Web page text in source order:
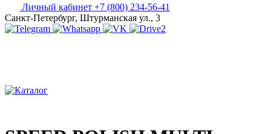
Личный кабинет +7 (800) 234-56-41
Санкт-Петербург, Штурманская ул., 3